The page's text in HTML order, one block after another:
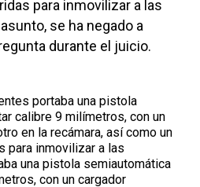
para inmovilizar a las
se ha negado a
durante el juicio.
portaba una pistola
calibre 9 milímetros, con un
en la recámara, así como un
para inmovilizar a las
una pistola semiautomática
con un cargador